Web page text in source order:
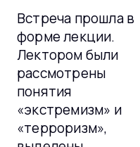
Встреча прошла в
форме лекции.
Лектором были
рассмотрены
понятия
«экстремизм» и
«терроризм»,